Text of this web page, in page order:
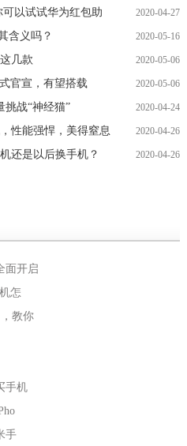
以试试华为红包助 2020-04-27
含义吗？ 2020-05-16
几款 2020-05-06
官宣，有望搭载 2020-05-06
战“神经猫” 2020-04-24
性能强悍，美得窒息 2020-04-26
还是以后换手机？ 2020-04-26
面开启
怎
教你
手机
手